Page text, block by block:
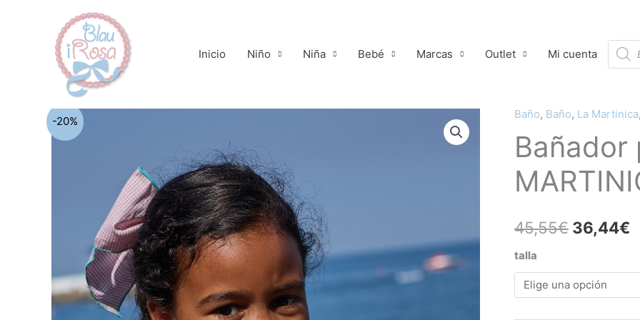
Inicio Niño Niña Bebé Marcas Outlet Mi cuenta de
-20%
Baño, Baño, La Martinica
Bañador
45,55€
El
precio
original
45,55€.
36,44€
El
talla
Bañador
petunia
LA
MARTINICA
cantidad